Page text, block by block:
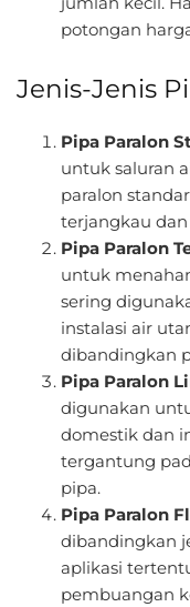
potongan
Jenis-Jenis
Pipa Paralon
untuk saluran
paralon
terjangkau
Pipa Paralon
untuk
sering
instalasi air
dibandingkan
Pipa Paralon
digunakan
domestik dan
tergantung
pipa.
Pipa Paralon
dibandingkan
aplikasi
pembuangan